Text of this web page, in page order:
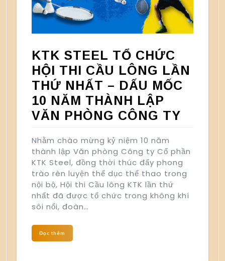
KTK STEEL TỔ CHỨC
HỘI THI CẦU LÔNG LẦN
THỨ NHẤT – DẤU MỐC
10 NĂM THÀNH LẬP
VĂN PHÒNG CÔNG TY
Nhằm chào mừng kỷ niệm 10 năm
thành lập Văn phòng Công ty Cổ phần
KTK Steel, đồng thời thúc đẩy phong
trào rèn luyện thể dục thể thao trong
nội bộ, Hội thi Cầu lông KTK lần thứ
nhất đã được tổ chức trong không khí
sôi nổi, đoàn…
Đọc thêm